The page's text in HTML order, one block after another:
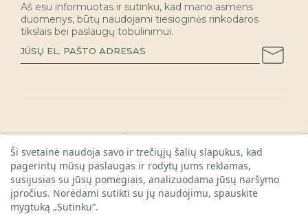
Aš esu informuotas ir sutinku, kad mano asmens
duomenys, būtų naudojami tiesioginės rinkodaros
tikslais bei paslaugų tobulinimui.
KAUNO PARDUOTUVĖ
REKVIZITAI
Ši svetainė naudoja savo ir trečiųjų šalių slapukus, kad
pagerintų mūsų paslaugas ir rodytų jums reklamas,
susijusias su jūsų pomėgiais, analizuodama jūsų naršymo
įpročius. Norėdami sutikti su jų naudojimu, spauskite
mygtuką „Sutinku“.